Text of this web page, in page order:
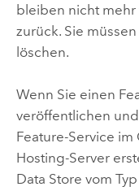
bleiben nicht
zurück. Sie
löschen.
Wenn Sie einen
veröffentlichen
Feature-Service
Hosting-Server
Data Store vom